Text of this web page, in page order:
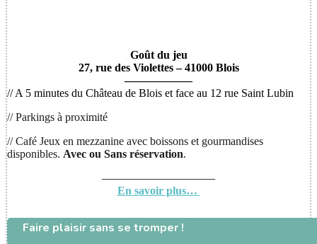
Goût du jeu
27, rue des Violettes – 41000 Blois
——————
// A 5 minutes du Château de Blois et face au 12 rue Saint Lubin
// Parkings à proximité
// Café Jeux en mezzanine avec boissons et gourmandises
disponibles. Avec ou Sans réservation.
——————————
En savoir plus…
Faire plaisir sans se tromper !